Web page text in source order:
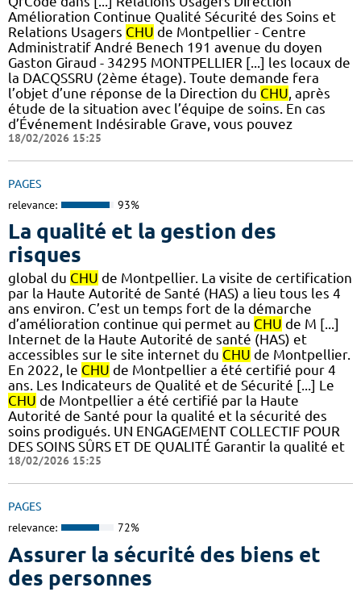
Amélioration Continue Qualité Sécurité des Soins et
Relations Usagers CHU de Montpellier - Centre
Administratif André Benech 191 avenue du doyen
Gaston Giraud - 34295 MONTPELLIER [...] les locaux de
la DACQSSRU (2ème étage). Toute demande fera
l’objet d’une réponse de la Direction du CHU , après
étude de la situation avec l’équipe de soins. En cas
d’Événement Indésirable Grave, vous pouvez
18/02/2026 15:25
PAGES
relevance: 93%
La qualité et la gestion des
risques
global du CHU de Montpellier. La visite de certification
par la Haute Autorité de Santé (HAS) a lieu tous les 4
ans environ. C’est un temps fort de la démarche
d’amélioration continue qui permet au CHU de M [...]
Internet de la Haute Autorité de santé (HAS) et
accessibles sur le site internet du CHU de Montpellier.
En 2022, le CHU de Montpellier a été certifié pour 4
ans. Les Indicateurs de Qualité et de Sécurité [...] Le
CHU de Montpellier a été certifié par la Haute
Autorité de Santé pour la qualité et la sécurité des
soins prodigués. UN ENGAGEMENT COLLECTIF POUR
DES SOINS SÛRS ET DE QUALITÉ Garantir la qualité et
18/02/2026 15:25
PAGES
relevance: 72%
Assurer la sécurité des biens et
des personnes